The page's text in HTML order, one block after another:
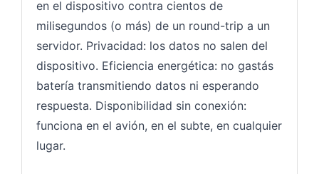
en el dispositivo contra cientos de
milisegundos (o más) de un round-trip a un
servidor. Privacidad: los datos no salen del
dispositivo. Eficiencia energética: no gastás
batería transmitiendo datos ni esperando
respuesta. Disponibilidad sin conexión:
funciona en el avión, en el subte, en cualquier
lugar.